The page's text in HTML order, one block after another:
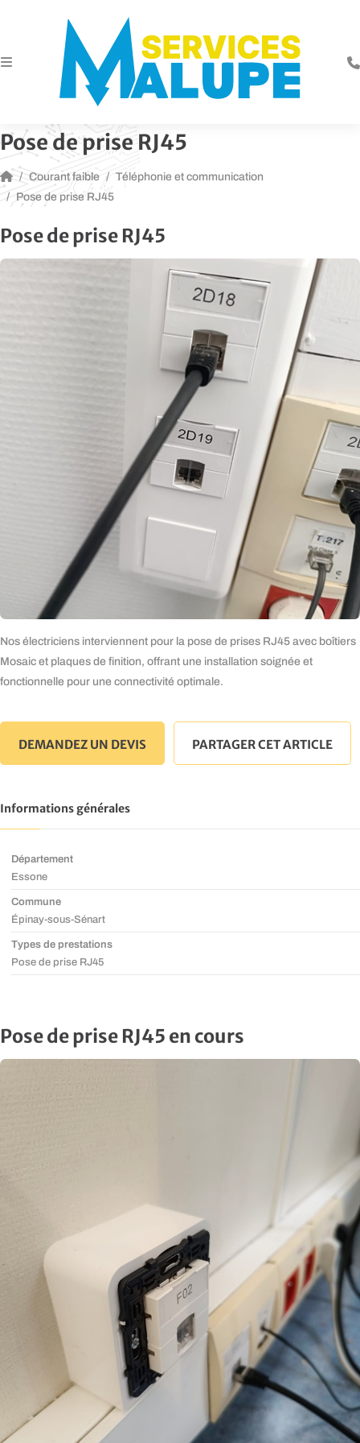
Pose de prise RJ45
Courant faible
Téléphonie et communication
Pose de prise RJ45
Pose de prise RJ45
Nos électriciens interviennent pour lapose de prises RJ45 avec boîtiers
Mosaic et plaques de finition, offrant une installation soignée et
fonctionnelle pour une connectivité optimale.
DEMANDEZ UN DEVIS PARTAGER CET ARTICLE
Informations générales
Département
Essone
Commune
Épinay-sous-Sénart
Types de prestations
Pose de prise RJ45
Pose de prise RJ45 en cours